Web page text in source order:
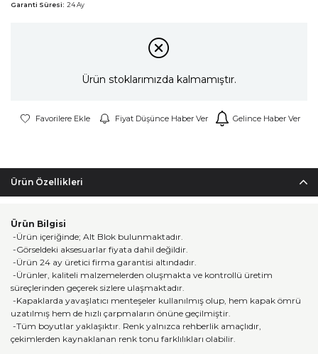
Garanti Süresi: 24 Ay
Ürün stoklarımızda kalmamıştır.
Favorilere Ekle Fiyat Düşünce Haber Ver Gelince Haber Ver
Ürün Özellikleri
Ürün Bilgisi
-Ürün içeriğinde; Alt Blok bulunmaktadır.
-Görseldeki aksesuarlar fiyata dahil değildir.
-Ürün 24 ay üretici firma garantisi altındadır.
-Ürünler, kaliteli malzemelerden oluşmakta ve kontrollü üretim
süreçlerinden geçerek sizlere ulaşmaktadır.
-Kapaklarda yavaşlatıcı menteşeler kullanılmış olup, hem kapak ömrü
uzatılmış hem de hızlı çarpmaların önüne geçilmiştir.
-Tüm boyutlar yaklaşıktır. Renk yalnızca rehberlik amaçlıdır,
çekimlerden kaynaklanan renk tonu farklılıkları olabilir.